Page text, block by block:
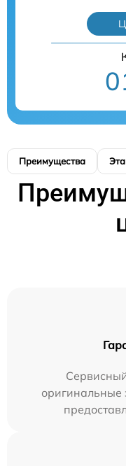
Преимущества
оригинальные